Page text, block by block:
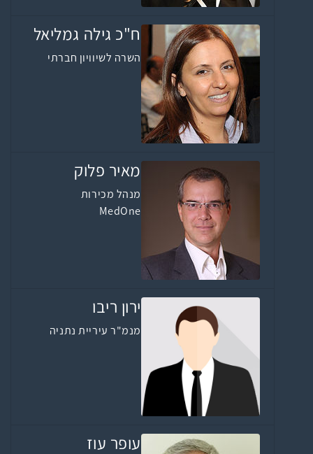
ח"כ גילה גמליאל
השרה לשיוויון חברתי
מאיר פלוק
מנהל מכירות
MedOne
ירון ריבו
מנמ"ר עיריית נתניה
עופר עוז